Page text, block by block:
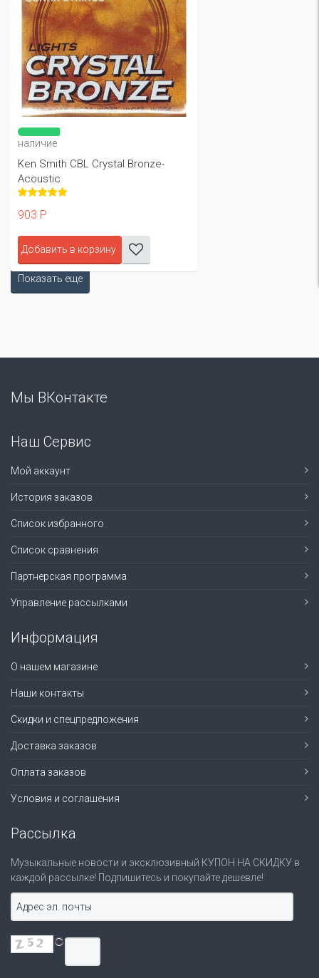
наличие
Ken Smith CBL Crystal Bronze-
Acoustic
903 Р
Добавить в корзину
Показать еще
Мы ВКонтакте
Наш Сервис
Мой аккаунт
История заказов
Список избранного
Список сравнения
Партнерская программа
Управление рассылками
Информация
О нашем магазине
Наши контакты
Скидки и спецпредложения
Доставка заказов
Оплата заказов
Условия и соглашения
Рассылка
Музыкальные новости и эксклюзивный КУПОН НА СКИДКУ в
каждой рассылке! Подпишитесь и покупайте дешевле!